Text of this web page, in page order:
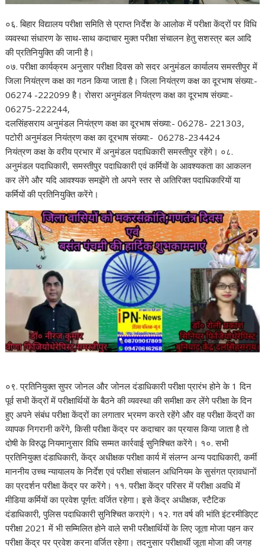
०६. बिहार विद्यालय परीक्षा समिति से प्राप्त निर्देश के आलोक में परीक्षा केंद्रों पर विधि
व्यवस्था संधारण के साथ-साथ कदाचार मुक्त परीक्षा संचालन हेतु सशस्त्र बल आदि
की प्रतिनियुक्ति की जानी है।
०७. परीक्षा कार्यक्रम अनुसार परीक्षा दिवस को सदर अनुमंडल कार्यालय समस्तीपुर में
जिला नियंत्रण कक्ष का गठन किया जाता है। जिला नियंत्रण कक्ष का दूरभाष संख्या:-
06274 -222099 है। रोसरा अनुमंडल नियंत्रण कक्ष का दूरभाष संख्या:-
06275-222244,
दलसिंहसराय अनुमंडल नियंत्रण कक्ष का दूरभाष संख्या:- 06278- 221303,
पटोरी अनुमंडल नियंत्रण कक्ष का दूरभाष संख्या:- 06278-234424
नियंत्रण कक्ष के वरीय प्रभार में अनुमंडल पदाधिकारी समस्तीपुर रहेंगे। ०८.
अनुमंडल पदाधिकारी, समस्तीपुर पदाधिकारी एवं कर्मियों के आवश्यकता का आकलन
कर लेंगे और यदि आवश्यक समझेंगे तो अपने स्तर से अतिरिक्त पदाधिकारियों या
कर्मियों की प्रतिनियुक्ति करेंगे।
०९. प्रतिनियुक्त सुपर जोनल और जोनल दंडाधिकारी परीक्षा प्रारंभ होने के 1 दिन
पूर्व सभी केंद्रों में परीक्षार्थियों के बैठने की व्यवस्था की समीक्षा कर लेंगे परीक्षा के दिन
हुए अपने संबंध परीक्षा केंद्रों का लगातार भ्रमण करते रहेंगे और वह परीक्षा केंद्रों का
व्यापक निगरानी करेंगे, किसी परीक्षा केंद्र पर कदाचार का प्रयास किया जाता है तो
दोषी के विरुद्ध नियमानुसार विधि सम्मत कार्रवाई सुनिश्चित करेंगे। १०. सभी
प्रतिनियुक्त दंडाधिकारी, केंद्र अधीक्षक परीक्षा कार्य में संलग्न अन्य पदाधिकारी, कर्मी
माननीय उच्च न्यायालय के निर्देश एवं परीक्षा संचालन अधिनियम के सुसंगत प्रावधानों
का प्रदर्शन परीक्षा केंद्र पर करेंगे। ११. परीक्षा केंद्र परिसर में परीक्षा अवधि में
मीडिया कर्मियों का प्रवेश पूर्णत: वर्जित रहेगा। इसे केंद्र अधीक्षक, स्टैटिक
दंडाधिकारी, पुलिस पदाधिकारी सुनिश्चित कराएंगे। १२. गत वर्ष की भांति इंटरमीडिएट
परीक्षा 2021 में भी सम्मिलित होने वाले सभी परीक्षार्थियों के लिए जूता मोजा पहन कर
परीक्षा केंद्र पर प्रवेश करना वर्जित रहेगा। तदनुसार परीक्षार्थी जूता मोजा की जगह